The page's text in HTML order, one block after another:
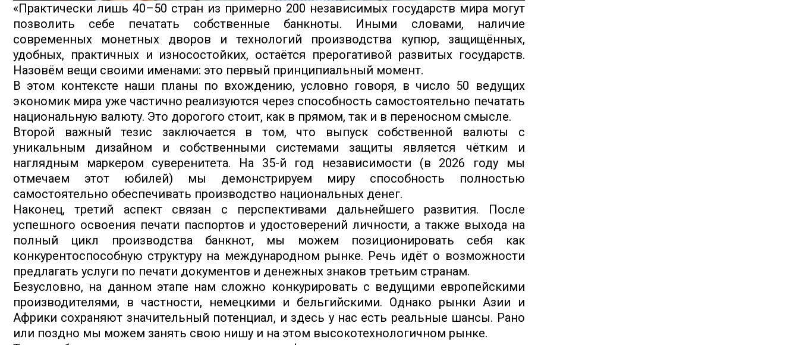
«Практически лишь 40–50 стран из примерно 200 независимых государств мира могут
позволить себе печатать собственные банкноты. Иными словами, наличие
современных монетных дворов и технологий производства купюр, защищённых,
удобных, практичных и износостойких, остаётся прерогативой развитых государств.
Назовём вещи своими именами: это первый принципиальный момент.
В этом контексте наши планы по вхождению, условно говоря, в число 50 ведущих
экономик мира уже частично реализуются через способность самостоятельно печатать
национальную валюту. Это дорогого стоит, как в прямом, так и в переносном смысле.
Второй важный тезис заключается в том, что выпуск собственной валюты с
уникальным дизайном и собственными системами защиты является чётким и
наглядным маркером суверенитета. На 35-й год независимости (в 2026 году мы
отмечаем этот юбилей) мы демонстрируем миру способность полностью
самостоятельно обеспечивать производство национальных денег.
Наконец, третий аспект связан с перспективами дальнейшего развития. После
успешного освоения печати паспортов и удостоверений личности, а также выхода на
полный цикл производства банкнот, мы можем позиционировать себя как
конкурентоспособную структуру на международном рынке. Речь идёт о возможности
предлагать услуги по печати документов и денежных знаков третьим странам.
Безусловно, на данном этапе нам сложно конкурировать с ведущими европейскими
производителями, в частности, немецкими и бельгийскими. Однако рынки Азии и
Африки сохраняют значительный потенциал, и здесь у нас есть реальные шансы. Рано
или поздно мы можем занять свою нишу и на этом высокотехнологичном рынке.